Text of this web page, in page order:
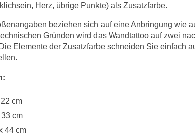
Herz, übrige Punkte) als Zusatzfarbe.
beziehen sich auf eine Anbringung wie
Gründen wird das Wandtattoo auf zwei
Elemente der Zusatzfarbe schneiden Sie einfach
cm
cm
44cm